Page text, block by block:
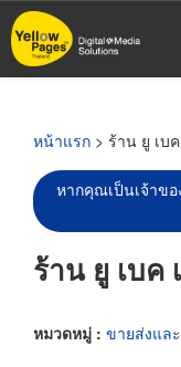
ข้าม
ไป
หน้าแรก > ร้าน ยู เบ
หากคุณเป็นเจ้าข
ร้าน ยู เบค
หมวดหมู่ : ขายส่งแล